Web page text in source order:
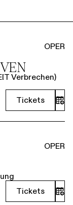
OPER
Verbrechen)
Tickets
OPER
Tickets